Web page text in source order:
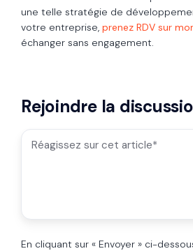
une telle stratégie de
votre entreprise, prenez RDV sur
échanger sans engagement.
Rejoindre la
En cliquant sur « Envoyer » ci-